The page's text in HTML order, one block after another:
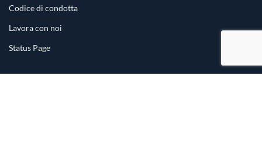
Codice di condotta
Lavora con noi
Status Page